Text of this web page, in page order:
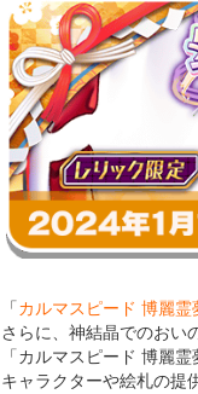
「カルマスピード 博麗霊
さらに、神結晶でのおい
「カルマスピード 博麗
キャラクターや絵札の提